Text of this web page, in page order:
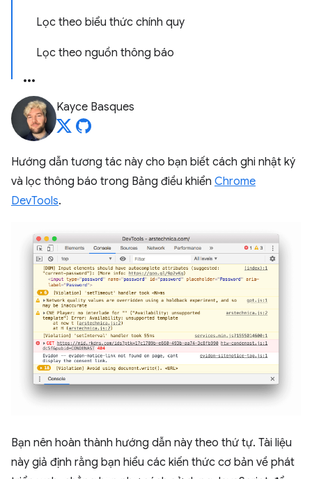
Lọc theo biểu thức chính quy
Lọc theo nguồn thông báo
Kayce Basques
Hướng dẫn tương tác này cho bạn biết cách ghi nhật ký
và lọc thông báo trong Bảng điều khiển Chrome
DevTools.
Bạn nên hoàn thành hướng dẫn này theo thứ tự. Tài liệu
này giả định rằng bạn hiểu các kiến thức cơ bản về phát